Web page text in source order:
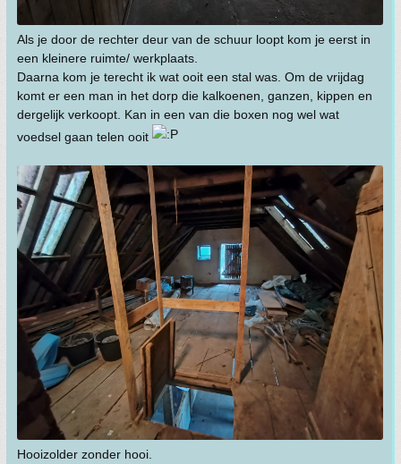
Als je door de rechter deur van de schuur loopt kom je eerst in
een kleinere ruimte/ werkplaats.
Daarna kom je terecht ik wat ooit een stal was. Om de vrijdag
komt er een man in het dorp die kalkoenen, ganzen, kippen en
dergelijk verkoopt. Kan in een van die boxen nog wel wat
voedsel gaan telen ooit
Hooizolder zonder hooi.